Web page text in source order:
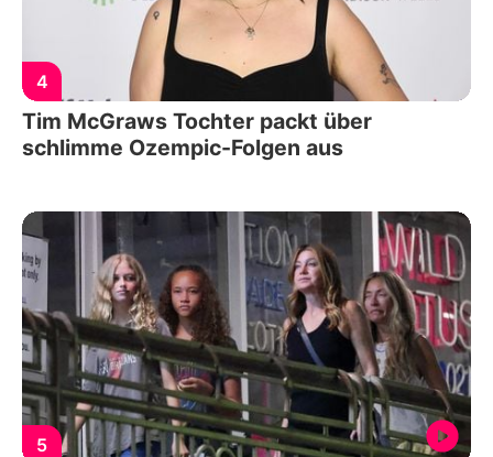
4
Tim McGraws Tochter packt über
schlimme Ozempic-Folgen aus
5